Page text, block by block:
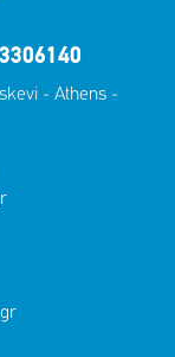
- Athens -